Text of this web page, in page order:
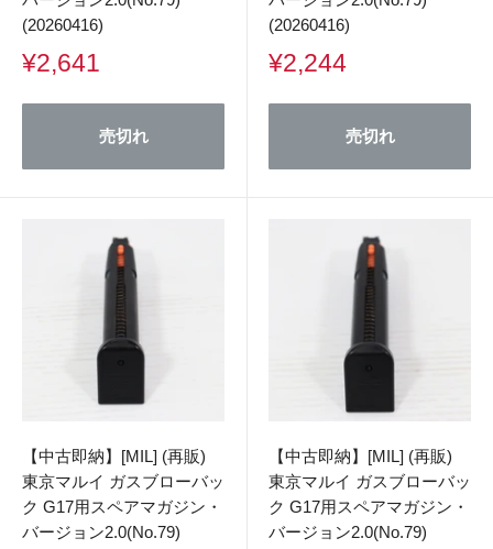
(20260416)
販
価
¥2,641
売切れ
(20260416)
販
価
¥2,244
売切れ
【中古即納】[MIL] (再販)
東京マルイ ガスブローバッ
ク G17用スペアマガジン・
バージョン2.0(No.79)
【中古即納】[MIL] (再販)
東京マルイ ガスブローバッ
ク G17用スペアマガジン・
バージョン2.0(No.79)